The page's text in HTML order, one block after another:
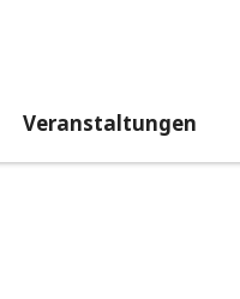
Veranstaltungen